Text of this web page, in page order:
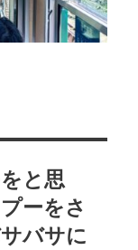
と思
ーをさ
バサに